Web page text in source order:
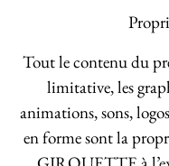
Tout le contenu du
limitative, les
animations, sons,
en forme sont la